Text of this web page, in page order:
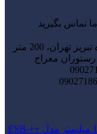
تماس بگیرید
نرسیده به پلیس راه تبریز تهران، 200 متر
رستوران معراج